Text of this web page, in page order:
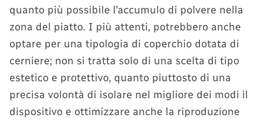
quanto più possibile l’accumulo di polvere nella
zona del piatto. I più attenti, potrebbero anche
optare per una tipologia di coperchio dotata di
cerniere; non si tratta solo di una scelta di tipo
estetico e protettivo, quanto piuttosto di una
precisa volontà di isolare nel migliore dei modi il
dispositivo e ottimizzare anche la riproduzione